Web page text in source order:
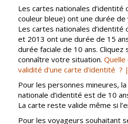
Les cartes nationales d’identité
couleur bleue) ont une durée de
Les cartes nationales
et 2013 ont une durée de 15
durée faciale de 10 ans. Cliquez
connaître votre situation.
validité d'une carte d'identité ?
Pour les personnes mineures,
nationale d’identité est de 10
La carte reste valide même si
Pour les voyageurs souhaitant